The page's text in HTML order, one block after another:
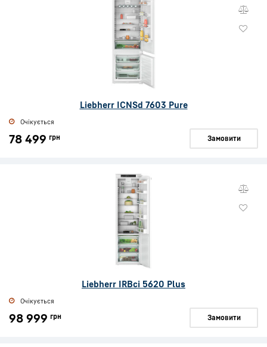
Liebherr ICNSd 7603 Pure
Очікується
78 499 грн Замовити
Liebherr IRBci 5620 Plus
Очікується
98 999 грн Замовити